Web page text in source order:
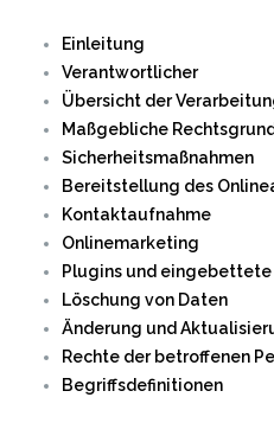
Einleitung
Verantwortlicher
Übersicht der
Maßgebliche
Sicherheitsmaßnahmen
Bereitstellung des
Kontaktaufnahme
Onlinemarketing
Plugins und
Löschung von Daten
Änderung und
Rechte der betroffenen
Begriffsdefinitionen